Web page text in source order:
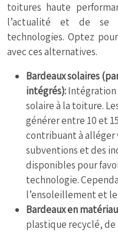
toitures haute
l’actualité et de se
technologies. Optez
avec ces alternatives.
Bardeaux solaires
intégrés):Intégration
solaire à la toiture.
générer entre 10 et
contribuant à alléger
subventions et des
disponibles pour
technologie.
l’ensoleillement et
Bardeaux en
plastique recyclé, de